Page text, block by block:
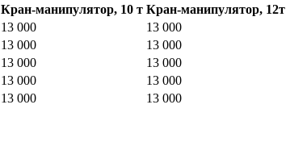
Кран-манипулятор, 10 т Кран-манипулятор, 12т
13 000 13 000
13 000 13 000
13 000 13 000
13 000 13 000
13 000 13 000